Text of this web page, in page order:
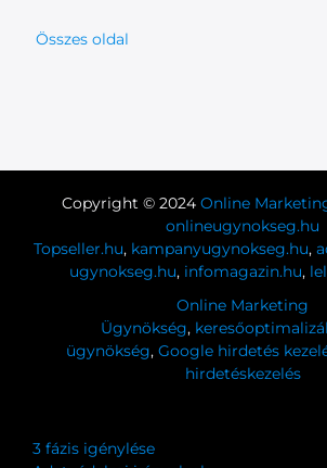
Összes oldal
Copyright © 2024 Online
onlineugynokseg.hu
Topseller.hu, kampanyugynokseg.hu,
ugynokseg.hu, infomagazin.hu,
Online Marketing
Ügynökség,
ügynökség, Google hirdetés
hirdetéskezelés
3 fázis igénylése